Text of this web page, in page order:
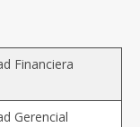
Financiera
Gerencial